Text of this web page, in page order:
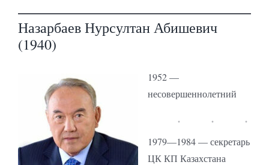
Назарбаев Нурсултан Абишевич
(1940)
1952 —
несовершеннолетний
1979—1984 — секретарь
ЦК КП Казахстана